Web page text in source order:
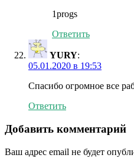
1progs
Ответить
YURY:
05.01.2020 в 19:53
Спасибо огромное все
Ответить
Добавить комментарий
Ваш адрес email не будет